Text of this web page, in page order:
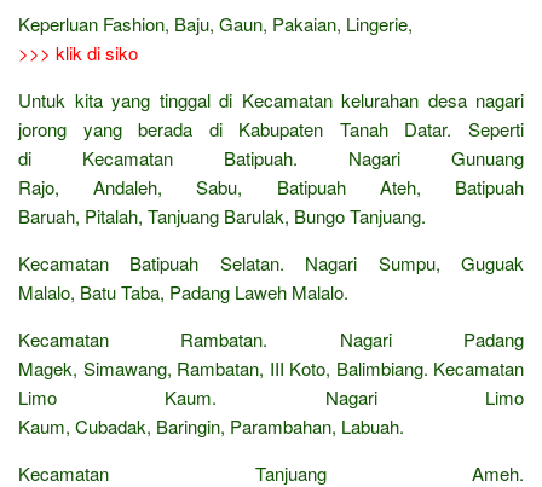
Keperluan Fashion, Baju, Gaun, Pakaian, Lingerie,
>>> klik di siko
Untuk kita yang tinggal di Kecamatan kelurahan desa nagari
jorong yang berada di Kabupaten Tanah Datar. Seperti
di Kecamatan Batipuah. Nagari Gunuang
Rajo, Andaleh, Sabu, Batipuah Ateh, Batipuah
Baruah, Pitalah, Tanjuang Barulak, Bungo Tanjuang.
Kecamatan Batipuah Selatan. Nagari Sumpu, Guguak
Malalo, Batu Taba, Padang Laweh Malalo.
Kecamatan Rambatan. Nagari Padang
Magek, Simawang, Rambatan, III Koto, Balimbiang. Kecamatan
Limo Kaum. Nagari Limo
Kaum, Cubadak, Baringin, Parambahan, Labuah.
Kecamatan Tanjuang Ameh.